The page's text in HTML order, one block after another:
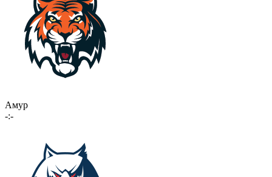
Амур
-:-